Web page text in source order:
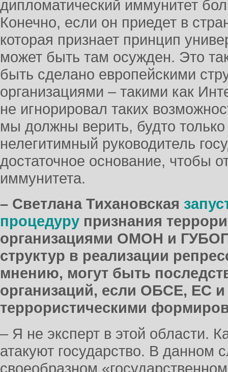
дипломатический иммунитет
Конечно, если он приедет в
которая признает принцип
может быть там осужден. Это
быть сделано европейскими
организациями – такими как
не игнорировал таких
мы должны верить, будто только
нелегитимный руководитель
достаточное основание, чтобы
иммунитета.
– Светлана Тихановская
процедуру признания
организациями ОМОН и
структур в реализации
мнению, могут быть
организаций, если ОБСЕ, ЕС
террористическими
– Я не эксперт в этой области.
атакуют государство. В данном
своеобразном